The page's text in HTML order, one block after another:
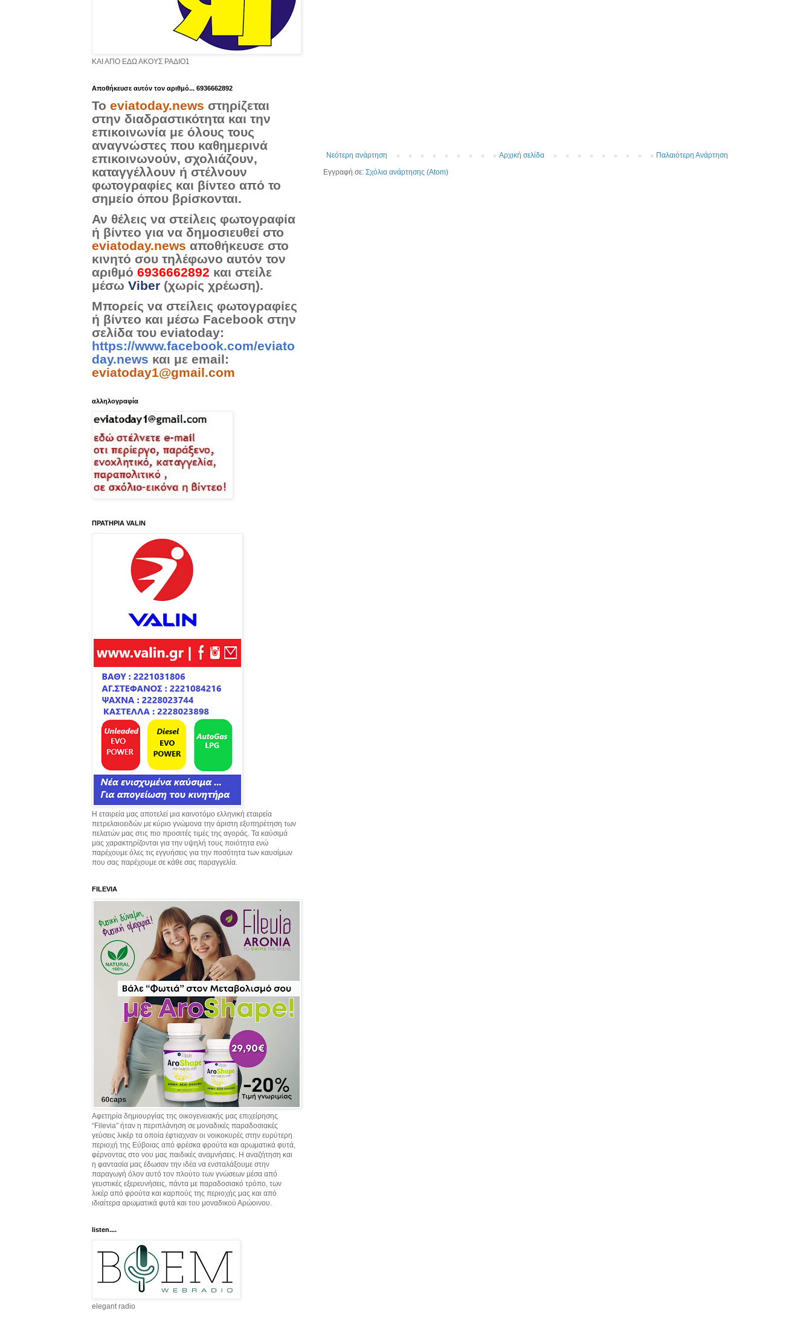
Νεότερη ανάρτηση Παλαιότερη Ανάρτηση
Αρχική σελίδα
Εγγραφή σε: Σχόλια ανάρτησης (Atom)
ΚΑΙ ΑΠΟ ΕΔΩ ΑΚΟΥΣ ΡΑΔΙΟ1
Aποθήκευσε αυτόν τον αριθμό... 6936662892
Το eviatoday.news στηρίζεται
στην διαδραστικότητα και την
επικοινωνία με όλους τους
αναγνώστες που καθημερινά
επικοινωνούν, σχολιάζουν,
καταγγέλλουν ή στέλνουν
φωτογραφίες και βίντεο από το
σημείο όπου βρίσκονται.
Αν θέλεις να στείλεις φωτογραφία
ή βίντεο για να δημοσιευθεί στο
eviatoday.news αποθήκευσε στο
κινητό σου τηλέφωνο αυτόν τον
αριθμό 6936662892 και στείλε
μέσω Viber (χωρίς χρέωση).
Μπορείς να στείλεις φωτογραφίες
ή βίντεο και μέσω Facebook στην
σελίδα του eviatoday:
https://www.facebook.com/eviato
day.news και με email:
eviatoday1@gmail.com
αλληλογραφία
ΠΡΑΤΗΡΙΑ VALIN
Η εταιρεία μας αποτελεί μια καινοτόμο ελληνική εταιρεία
πετρελαιοειδών με κύριο γνώμονα την άριστη εξυπηρέτηση των
πελατών μας στις πιο προσιτές τιμές της αγοράς. Τα καύσιμά
μας χαρακτηρίζονται για την υψηλή τους ποιότητα ενώ
παρέχουμε όλες τις εγγυήσεις για την ποσότητα των καυσίμων
που σας παρέχουμε σε κάθε σας παραγγελία.
FILEVIA
Αφετηρία δημιουργίας της οικογενειακής μας επιχείρησης
“Filevia” ήταν η περιπλάνηση σε μοναδικές παραδοσιακές
γεύσεις λικέρ τα οποία έφτιαχναν οι νοικοκυρές στην ευρύτερη
περιοχή της Εύβοιας από φρέσκα φρούτα και αρωματικά φυτά,
φέρνοντας στο νου μας παιδικές αναμνήσεις. Η αναζήτηση και
η φαντασία μας έδωσαν την ιδέα να ενσταλάξουμε στην
παραγωγή όλον αυτό τον πλούτο των γνώσεων μέσα από
γευστικές εξερευνήσεις, πάντα με παραδοσιακό τρόπο, των
λικέρ από φρούτα και καρπούς της περιοχής μας και από
ιδιαίτερα αρωματικά φυτά και του μοναδικού Αρώοινου.
listen....
elegant radio